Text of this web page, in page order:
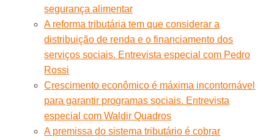
segurança alimentar
A reforma tributária tem que considerar a
distribuição de renda e o financiamento dos
serviços sociais. Entrevista especial com Pedro
Rossi
Crescimento econômico é máxima incontornável
para garantir programas sociais. Entrevista
especial com Waldir Quadros
A premissa do sistema tributário é cobrar